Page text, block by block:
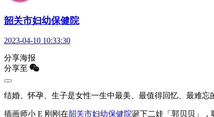
韶关市妇幼保健院
2023-04-10 10:33:30
分享海报
分享至
结婚、怀孕、生子是女性一生中最美、最值得回忆、最难
插画师小 E 刚刚在韶关市妇幼保健院诞下二娃「郭贝贝」，